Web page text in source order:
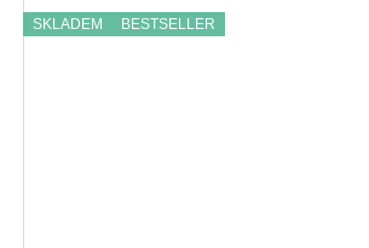
SKLADEM BESTSELLER